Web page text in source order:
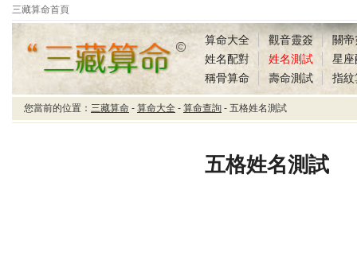
三藏算命首頁
三藏算命五格姓名測試
算命大全 觀音靈簽
關
姓名配對
姓名測試
星座
稱骨算命
壽命測試 指紋
您當前的位置： 三藏算命 - 算命大全 - 算命查詢 - 五格姓名測試
五格姓名測試